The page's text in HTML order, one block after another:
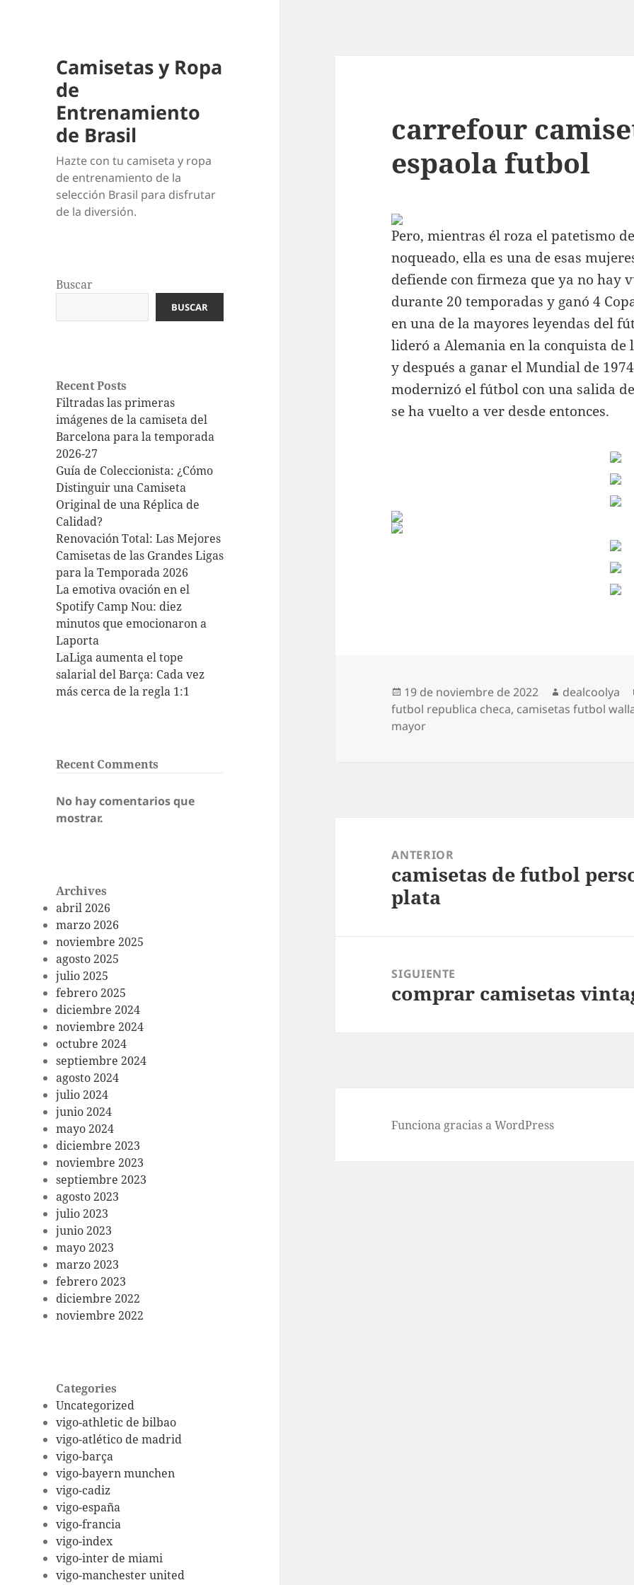
Camisetas y Ropa
de
Entrenamiento
de Brasil
Hazte con tu camiseta y ropa
de entrenamiento de la
selección Brasil para disfrutar
de la diversión.
Buscar
BUSCAR
Recent Posts
Filtradas las primeras
imágenes de la camiseta del
Barcelona para la temporada
2026-27
Guía de Coleccionista: ¿Cómo
Distinguir una Camiseta
Original de una Réplica de
Calidad?
Renovación Total: Las Mejores
Camisetas de las Grandes Ligas
para la Temporada 2026
La emotiva ovación en el
Spotify Camp Nou: diez
minutos que emocionaron a
Laporta
LaLiga aumenta el tope
salarial del Barça: Cada vez
más cerca de la regla 1:1
Recent Comments
No hay comentarios que
mostrar.
Archives
abril 2026
marzo 2026
noviembre 2025
agosto 2025
julio 2025
febrero 2025
diciembre 2024
noviembre 2024
octubre 2024
septiembre 2024
agosto 2024
julio 2024
junio 2024
mayo 2024
diciembre 2023
noviembre 2023
septiembre 2023
agosto 2023
julio 2023
junio 2023
mayo 2023
marzo 2023
febrero 2023
diciembre 2022
noviembre 2022
Categories
Uncategorized
vigo-athletic de bilbao
vigo-atlético de madrid
vigo-barça
vigo-bayern munchen
vigo-cadiz
vigo-españa
vigo-francia
vigo-index
vigo-inter de miami
vigo-manchester united
carrefour
espaola futbol
Pero, mientras él roza el patetismo
noqueado, ella es una de esas
defiende con firmeza que ya no hay
durante 20 temporadas y ganó 4
en una de la mayores leyendas del
lideró a Alemania en la conquista de
y después a ganar el Mundial de
modernizó el fútbol con una salida
se ha vuelto a ver desde entonces.
Publicado
el
19 de noviembre de 2022 Autor
dealcoolya
futbol republica checa, camisetas futbol
mayor
entradas
ANTERIOR
Entrada
anterior:
camisetas de futbol
plata
SIGUIENTE
Entrada
comprar camisetas
Funciona gracias a WordPress